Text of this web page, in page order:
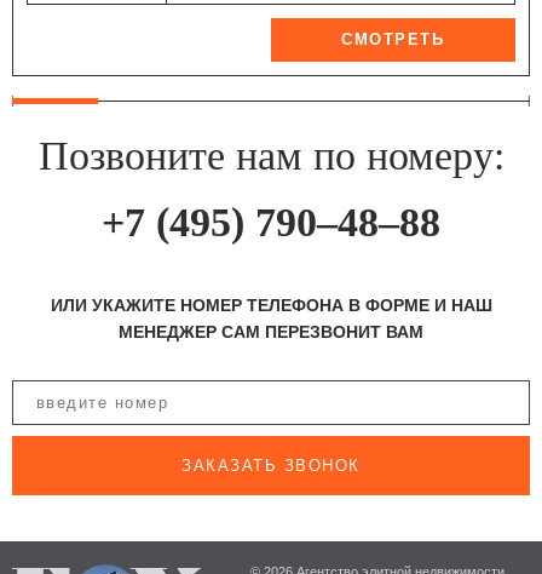
Позвоните нам по номеру:
+7 (495) 790–48–88
ИЛИ УКАЖИТЕ НОМЕР ТЕЛЕФОНА В ФОРМЕ И НАШ
МЕНЕДЖЕР САМ ПЕРЕЗВОНИТ ВАМ
ЗАКАЗАТЬ ЗВОНОК